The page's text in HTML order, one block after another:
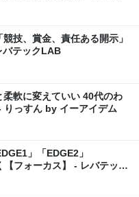
技、賞金、責任ある開示」
バテックLAB
軟に変えていい 40代のわ
りっすん by イーアイデム
」「EDGE2」
【フォーカス】 - レバテック